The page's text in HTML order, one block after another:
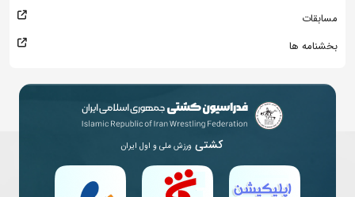
مسابقات
بخشنامه ها
کشتی ورزش ملی و اول ایران